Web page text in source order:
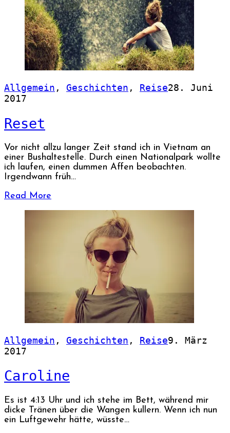
Allgemein , Geschichten , Reise28. Juni
2017
Reset
Vor nicht allzu langer Zeit stand ich in Vietnam an
einer Bushaltestelle. Durch einen Nationalpark wollte
ich laufen, einen dummen Affen beobachten.
Irgendwann früh…
Read More
Allgemein , Geschichten , Reise9. März
2017
Caroline
Es ist 4:13 Uhr und ich stehe im Bett, während mir
dicke Tränen über die Wangen kullern. Wenn ich nun
ein Luftgewehr hätte, wüsste…